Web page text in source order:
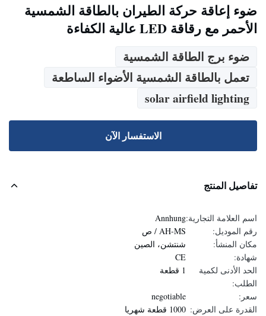
ضوء إعاقة حركة الطيران بالطاقة الشمسية
الأحمر مع رقاقة LED عالية الكفاءة
ضوء برج الطاقة الشمسية
تعمل بالطاقة الشمسية الأضواء الساطعة
solar airfield lighting
الاستفسار الآن
تفاصيل المنتج
اسم العلامة التجارية:Annhung
رقم الموديل:
AH-MS / ص
مكان المنشأ:
شنتشن، الصين
شهادة:
CE
الحد الأدنى لكمية
الطلب:
1 قطعة
سعر:
negotiable
القدرة على العرض: 1000 قطعة شهريا